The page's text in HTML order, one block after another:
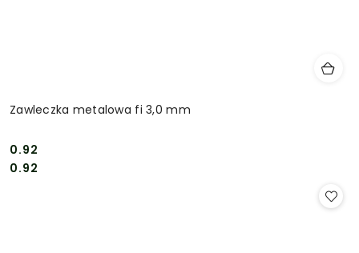
Zawleczka metalowa fi 3,0 mm
Cena:
0.92
Cena:
0.92